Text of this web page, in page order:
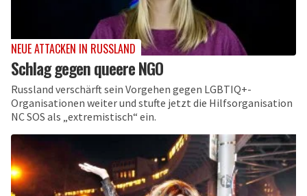
NEUE ATTACKEN IN RUSSLAND
Schlag gegen queere NGO
Russland verschärft sein Vorgehen gegen LGBTIQ+-
Organisationen weiter und stufte jetzt die Hilfsorganisation
NC SOS als „extremistisch“ ein.